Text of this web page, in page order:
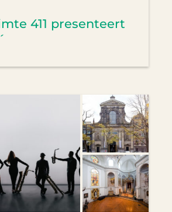
411 presenteert